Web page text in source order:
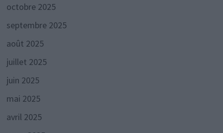
octobre 2025
septembre 2025
août 2025
juillet 2025
juin 2025
mai 2025
avril 2025